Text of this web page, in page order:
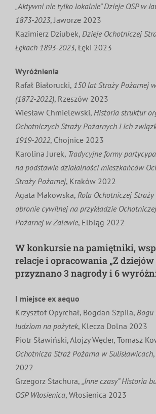
„Aktywni nie tylko lokalnie” Dzieje OSP w
1873-2023, Jaworze 2023
Kazimierz Dziubek, Dzieje Ochotniczej
Łękach 1893-2023, Łęki 2023
Wyróżnienia
Rafał Białorucki, 150 lat Straży Pożarnej
(1872-2022), Rzeszów 2023
Wiesław Chmielewski, Historia struktur
Ochotniczych Straży Pożarnych i ich
1919-2022, Chojnice 2023
Karolina Jurek, Tradycyjne formy
na podstawie działalności mieszkańców
Straży Pożarnej, Kraków 2022
Agata Makowska, Rola Ochotniczej
obronie cywilnej na przykładzie
Pożarnej w Zalewie, Elbląg 2022
W konkursie na pamiętniki,
relacje i opracowania „Z dziejów
przyznano 3 nagrody i 6
I miejsce ex aequo
Krzysztof Opyrchał, Bogdan Szpila, Bogu
ludziom na pożytek, Klecza Dolna 2023
Piotr Sławiński, Alojzy Węder, Tomasz
Ochotnicza Straż Pożarna w Sulisławicach
2022
Grzegorz Stachura, „Inne czasy” Historia
OSP Włosienica, Włosienica 2023